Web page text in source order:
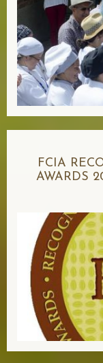
FCIA
AWARDS